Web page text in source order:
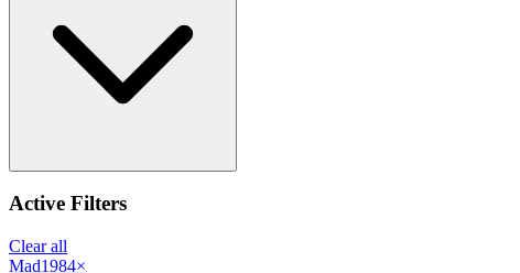
Active Filters
Clear all
Mad1984×